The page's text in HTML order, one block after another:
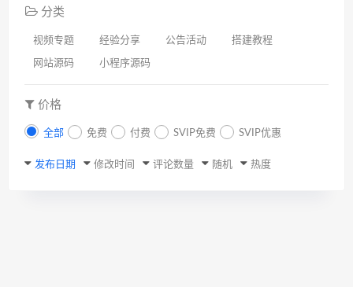
分类
视频专题 经验分享 公告活动 搭建教程
网站源码 小程序源码
价格
全部 免费 付费 SVIP免费 SVIP优惠
发布日期 修改时间 评论数量 随机 热度